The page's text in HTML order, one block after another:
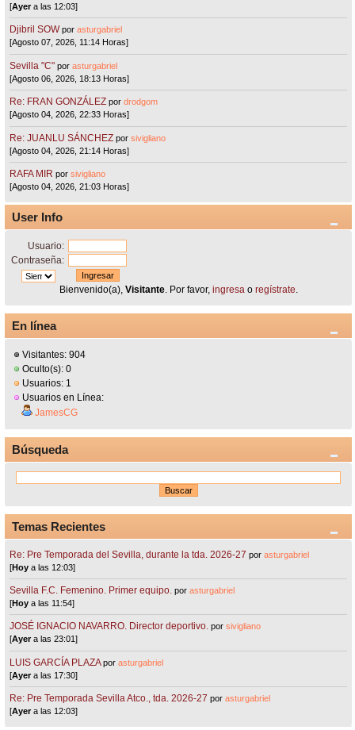
[Ayera las 12:03]
Djibril SOW porasturgabriel
[Agosto 07, 2026, 11:14 Horas]
Sevilla "C"porasturgabriel
[Agosto 06, 2026, 18:13 Horas]
Re: FRAN GONZÁLEZ pordrodgom
[Agosto 04, 2026, 22:33 Horas]
Re: JUANLU SÁNCHEZ porsivigliano
[Agosto 04, 2026, 21:14 Horas]
RAFA MIR porsivigliano
[Agosto 04, 2026, 21:03 Horas]
User Info
Usuario:
Contraseña:
Bienvenido(a), Visitante. Por favor, ingresao regístrate.
En línea
Visitantes: 904
Oculto(s): 0
Usuarios: 1
Usuarios en Línea:
JamesCG
Búsqueda
Temas Recientes
Re: Pre Temporada del Sevilla, durante la tda. 2026-27 porasturgabriel
[Hoy a las 12:03]
Sevilla F.C. Femenino. Primer equipo. porasturgabriel
[Hoy a las 11:54]
JOSÉ IGNACIO NAVARRO. Director deportivo. porsivigliano
[Ayera las 23:01]
LUIS GARCÍA PLAZA porasturgabriel
[Ayera las 17:30]
Re: Pre Temporada Sevilla Atco., tda. 2026-27 porasturgabriel
[Ayera las 12:03]